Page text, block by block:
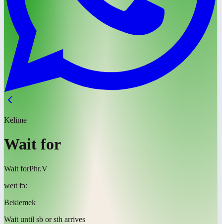
Kelime
Wait for
Wait forPhr.V
weɪt fɔː
Beklemek
Wait until sb or sth arrives